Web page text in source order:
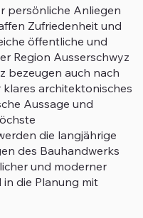
persönliche Anliegen
Zufriedenheit und
öffentliche und
Region Ausserschwyz
bezeugen auch nach
architektonisches
Aussage und
die langjährige
des Bauhandwerks
und moderner
die Planung mit